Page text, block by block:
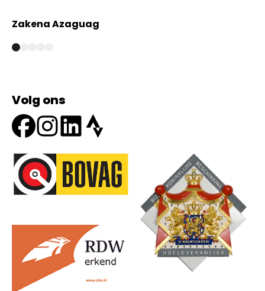
Zakena Azaguag
Volg ons
Onze partners